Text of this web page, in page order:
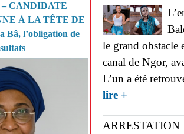
CANDIDATE
À LA TÊTE DE
Bâ, l’obligation de
le grand obstacle
canal de Ngor,
L’un a été
lire +
ARRESTATION